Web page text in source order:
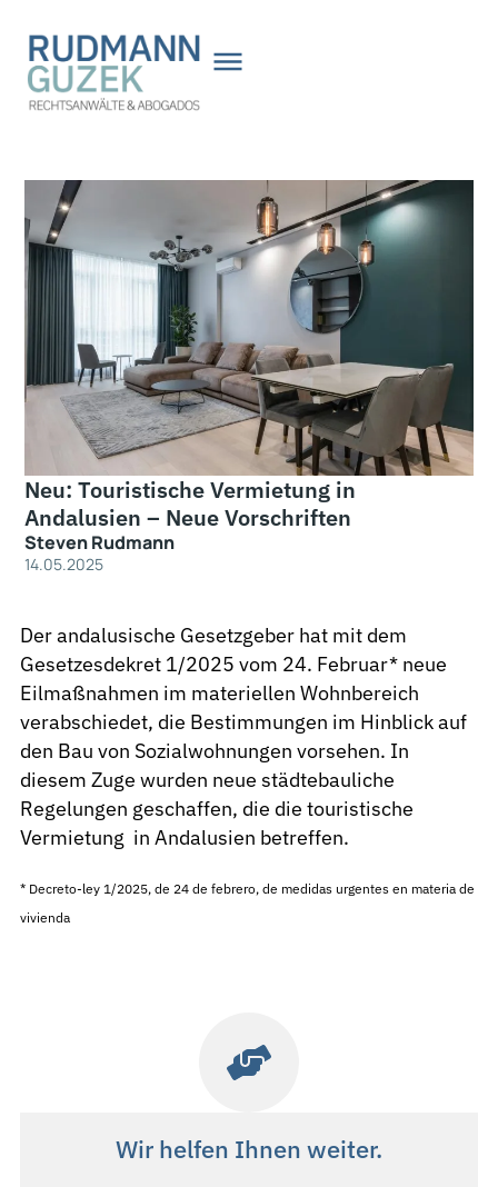
Inhalt
springen
Neu: Touristische Vermietung in
Andalusien – Neue Vorschriften
Steven Rudmann
14.05.2025
Der andalusische Gesetzgeber hat mit dem
Gesetzesdekret 1/2025 vom 24. Februar* neue
Eilmaßnahmen im materiellen Wohnbereich
verabschiedet, die Bestimmungen im Hinblick auf
den Bau von Sozialwohnungen vorsehen. In
diesem Zuge wurden neue städtebauliche
Regelungen geschaffen, die die touristische
Vermietung in Andalusien betreffen.
*Decreto-ley 1/2025, de 24 de febrero, de medidas urgentes en materia de
vivienda
Wir helfen Ihnen weiter.